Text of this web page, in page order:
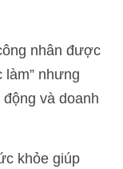
nhân được
làm” nhưng
và doanh
khỏe giúp